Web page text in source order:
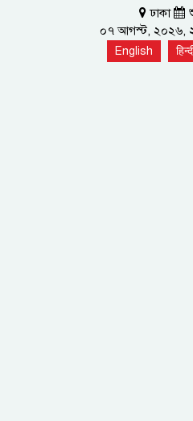
ঢাকা
০৭ আগস্ট, ২০২৬,
English